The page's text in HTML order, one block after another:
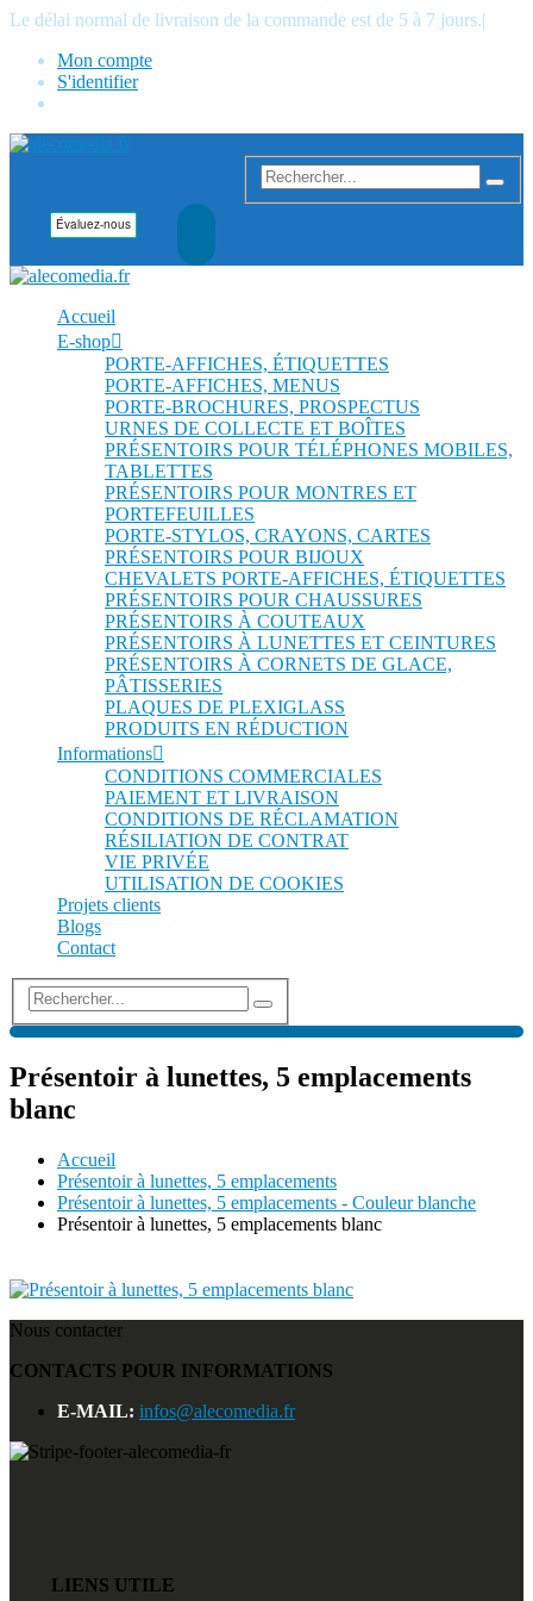
Le délai normal de livraison de la commande est de 5 à 7 jours.|
Mon compte
S'identifier
Accueil
E-shop
PORTE-AFFICHES, ÉTIQUETTES
PORTE-AFFICHES, MENUS
PORTE-BROCHURES, PROSPECTUS
URNES DE COLLECTE ET BOÎTES
PRÉSENTOIRS POUR TÉLÉPHONES MOBILES,
TABLETTES
PRÉSENTOIRS POUR MONTRES ET
PORTEFEUILLES
PORTE-STYLOS, CRAYONS, CARTES
PRÉSENTOIRS POUR BIJOUX
CHEVALETS PORTE-AFFICHES, ÉTIQUETTES
PRÉSENTOIRS POUR CHAUSSURES
PRÉSENTOIRS À COUTEAUX
PRÉSENTOIRS À LUNETTES ET CEINTURES
PRÉSENTOIRS À CORNETS DE GLACE,
PÂTISSERIES
PLAQUES DE PLEXIGLASS
PRODUITS EN RÉDUCTION
Informations
CONDITIONS COMMERCIALES
PAIEMENT ET LIVRAISON
CONDITIONS DE RÉCLAMATION
RÉSILIATION DE CONTRAT
VIE PRIVÉE
UTILISATION DE COOKIES
Projets clients
Blogs
Contact
Présentoir à lunettes, 5 emplacements
blanc
Accueil
Présentoir à lunettes, 5 emplacements
Présentoir à lunettes, 5 emplacements - Couleur blanche
Présentoir à lunettes, 5 emplacements blanc
Nous contacter
CONTACTS POUR INFORMATIONS
E-MAIL: infos@alecomedia.fr
LIENS UTILE